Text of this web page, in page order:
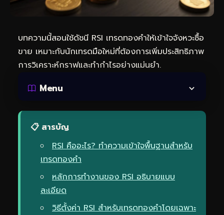
บทความนี้สอนใช้ดัชนี RSI เทรดทองคำให้เข้าใจจังหวะซื้อ
ขาย เหมาะกับนักเทรดมือใหม่ที่ต้องการเพิ่มประสิทธิภาพ
การวิเคราะห์กราฟและทำกำไรอย่างแม่นยำ.
Menu
📋 สารบัญ
RSI คืออะไร? ทำความเข้าใจพื้นฐานสำหรับ
เทรดทองคำ
หลักการทำงานของ RSI อธิบายแบบ
ละเอียด
วิธีตั้งค่า RSI สำหรับเทรดทองคำโดยเฉพาะ